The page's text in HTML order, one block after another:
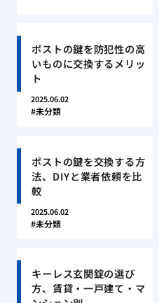
ポストの鍵を防犯性の高
いものに交換するメリッ
ト
2025.06.02
未分類
ポストの鍵を交換する方
法、DIYと業者依頼を比
較
2025.06.02
未分類
キーレス玄関錠の選び
方、賃貸・一戸建て・マ